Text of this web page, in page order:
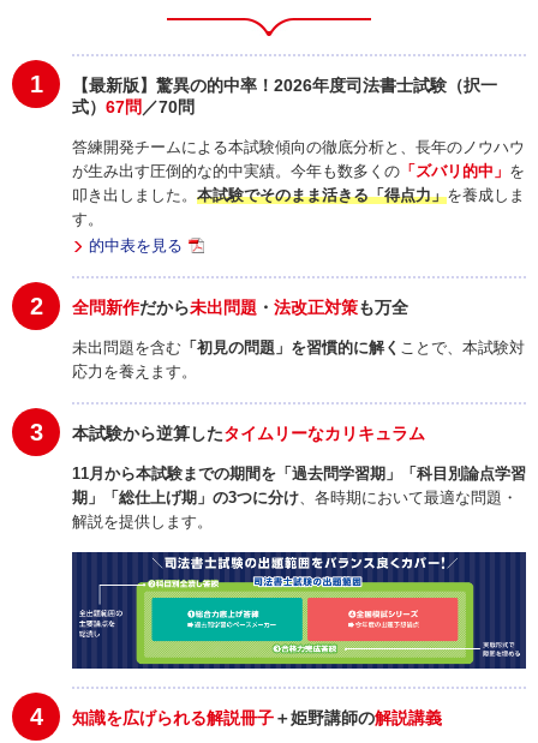
1
【最新版】驚異の的中率！2026年度司法書士試験（択一
式） 67問 ／70問
答練開発チームによる本試験傾向の徹底分析と、長年のノウハウ
が生み出す圧倒的な的中実績。今年も数多くの 「ズバリ的中」 を
叩き出しました。 本試験でそのまま活きる「得点力」を養成しま
す。
的中表を見る
2 全問新作だから未出問題 ・ 法改正対策も万全
未出問題を含む 「初見の問題」を習慣的に解く ことで、本試験対
応力を養えます。
3 本試験から逆算したタイムリーなカリキュラム
11月から本試験までの期間を「過去問学習期」「科目別論点学習
期」「総仕上げ期」の3つに分け 、各時期において最適な問題・
解説を提供します。
4 知識を広げられる解説冊子＋姫野講師の解説講義